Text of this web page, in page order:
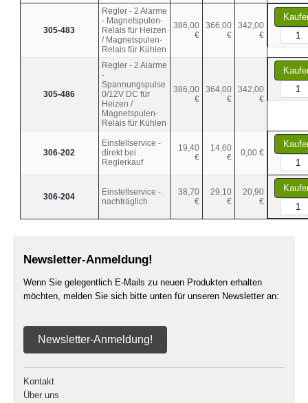
305-483
Regler - 2 Alarme
- Magnetspulen-
Relais für Heizen
/ Magnetspulen-
Relais für Kühlen
386,00
€
366,00
€
342,00
€
305-486
Regler - 2 Alarme
-
Spannungspulse
0/12V DC für
Heizen /
Magnetspulen-
Relais für Kühlen
386,00
€
364,00
€
342,00
€
306-202
Einstellservice -
direkt bei
Reglerkauf
19,40
€
14,60
€
0,00 €
306-204
Einstellservice -
nachträglich
38,70
€
29,10
€
20,90
€
Newsletter-Anmeldung!
Wenn Sie gelegentlich E-Mails zu neuen Produkten erhalten
möchten, melden Sie sich bitte unten für unseren Newsletter an:
Newsletter-Anmeldung!
Kontakt
Über uns